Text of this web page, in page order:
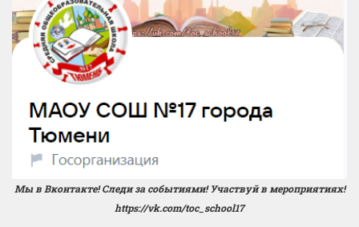
Мы в Вконтакте! Следи за событиями! Участвуй в мероприятиях!
https://vk.com/toc_school17